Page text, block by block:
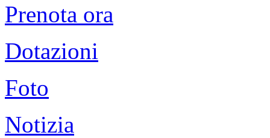
Prenota ora
Dotazioni
Foto
Notizia